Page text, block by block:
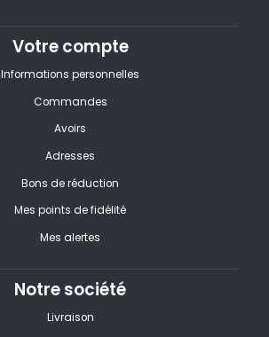
Votre compte
Informations personnelles
Commandes
Avoirs
Adresses
Bons de réduction
Mes points de fidélité
Mes alertes
Notre société
Livraison